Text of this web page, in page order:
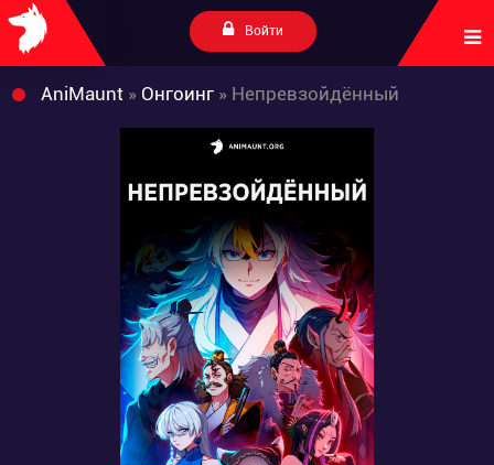
Войти
AniMaunt » Онгоинг » Непревзойдённый